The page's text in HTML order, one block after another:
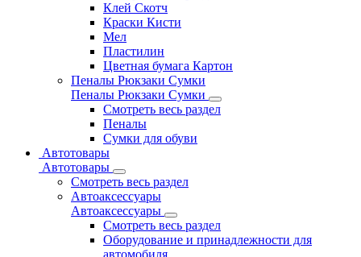
Клей Скотч
Краски Кисти
Мел
Пластилин
Цветная бумага Картон
Пеналы Рюкзаки Сумки
Пеналы Рюкзаки Сумки
Смотреть весь раздел
Пеналы
Сумки для обуви
Автотовары
Автотовары
Смотреть весь раздел
Автоаксессуары
Автоаксессуары
Смотреть весь раздел
Оборудование и принадлежности для
автомобиля